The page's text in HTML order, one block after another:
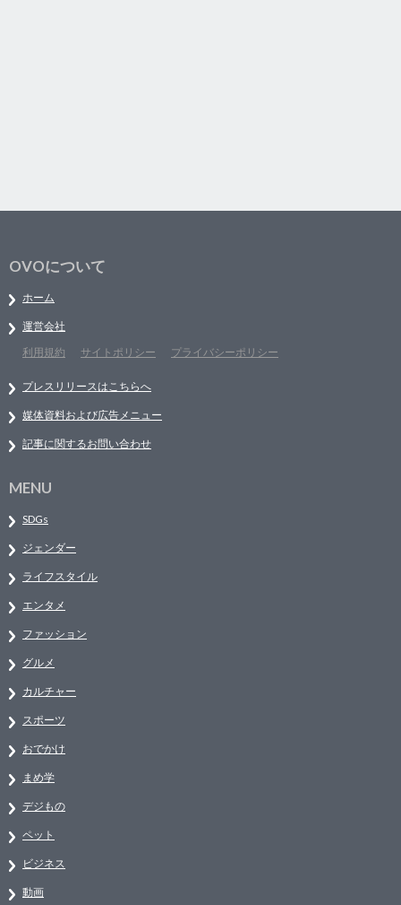
OVOについて
ホーム
運営会社
利用規約
サイトポリシー プライバシーポリシー
プレスリリースはこちらへ
媒体資料および広告メニュー
記事に関するお問い合わせ
MENU
SDGs
ジェンダー
ライフスタイル
エンタメ
ファッション
グルメ
カルチャー
スポーツ
おでかけ
まめ学
デジもの
ペット
ビジネス
動画